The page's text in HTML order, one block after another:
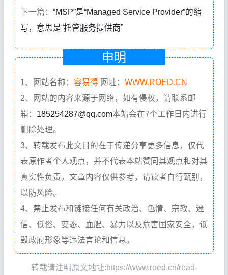
下一篇： “MSP”是“Managed Service Provider”的缩
写，意思是“托管服务提供商”
申明
1、网站名称： 容易得 网址： WWW.ROED.CN
2、网站的内容来源于网络，如有侵权，请联系邮
箱： 185254287@qq.com本站会在7个工作日内进行
删除处理。
3、转载发布此文目的在于传递分享更多信息，仅代
表原作者个人观点，并不代表本站赞同其观点和对其
真实性负责。文章内容仅供参考，请读者自行甄别，
以防风险。
4、禁止发布和链接任何有关政治、色情、宗教、迷
信、低俗、变态、血腥、暴力以及危害国家安全，诋
毁政府形象等违法言论和信息。
转载请注明原文地址:https://www.roed.cn/read-